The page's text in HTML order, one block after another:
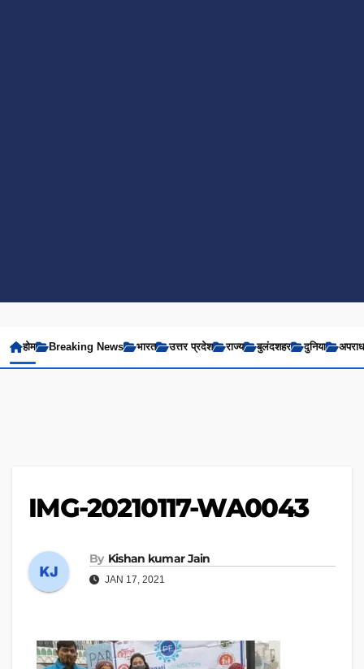
होम Breaking News भारत उत्तर प्रदेश राज्य बुलंदशहर दुनिया अपराध
IMG-20210117-WA0043
By Kishan kumar Jain
JAN 17, 2021